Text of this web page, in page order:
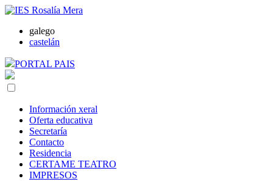
galego
castelán
PORTAL PAIS
Información xeral
Oferta educativa
Secretaría
Contacto
Residencia
CERTAME TEATRO
IMPRESOS